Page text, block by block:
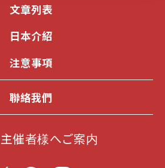
文章列表
日本介紹
注意事項
聯絡我們
催者様へご案内